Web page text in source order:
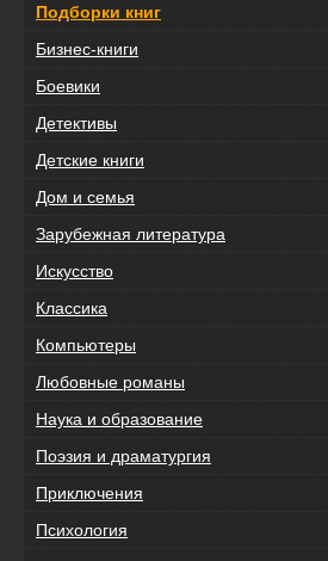
Подборки книг
Бизнес-книги
Боевики
Детективы
Детские книги
Дом и семья
Зарубежная литература
Искусство
Классика
Компьютеры
Любовные романы
Наука и образование
Поэзия и драматургия
Приключения
Психология